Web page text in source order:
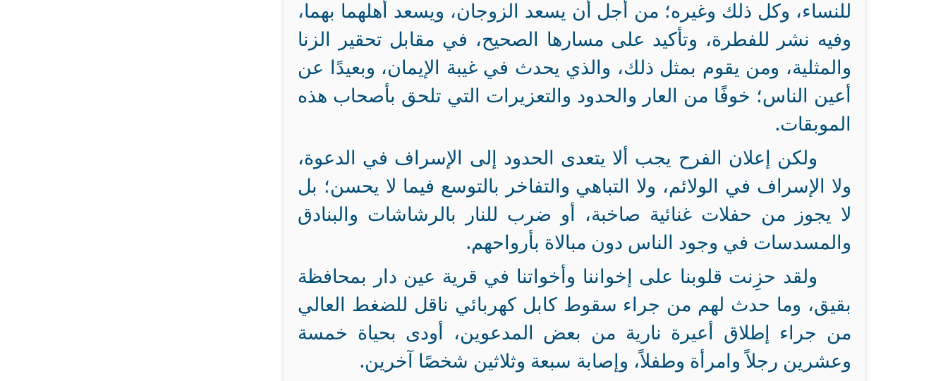
للنساء، وكل ذلك وغيره؛ من أجل أن يسعد الزوجان، ويسعد أهلهما بهما،
وفيه نشر للفطرة، وتأكيد على مسارها الصحيح، في مقابل تحقير الزنا
والمثلية، ومن يقوم بمثل ذلك، والذي يحدث في غيبة الإيمان، وبعيدًا عن
أعين الناس؛ خوفًا من العار والحدود والتعزيرات التي تلحق بأصحاب هذه
الموبقات.
ولكن إعلان الفرح يجب ألا يتعدى الحدود إلى الإسراف في الدعوة،
ولا الإسراف في الولائم، ولا التباهي والتفاخر بالتوسع فيما لا يحسن؛ بل
لا يجوز من حفلات غنائية صاخبة، أو ضرب للنار بالرشاشات والبنادق
والمسدسات في وجود الناس دون مبالاة بأرواحهم.
ولقد حزِنت قلوبنا على إخواننا وأخواتنا في قرية عين دار بمحافظة
بقيق، وما حدث لهم من جراء سقوط كابل كهربائي ناقل للضغط العالي
من جراء إطلاق أعيرة نارية من بعض المدعوين، أودى بحياة خمسة
وعشرين رجلاً وامرأة وطفلاً، وإصابة سبعة وثلاثين شخصًا آخرين.